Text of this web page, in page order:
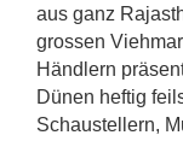
aus ganz
grossen
Händlern
Dünen heftig
Schaustellern,